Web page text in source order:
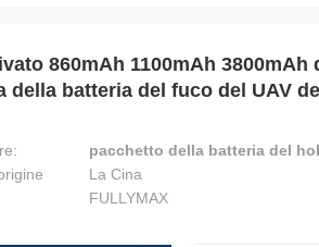
860mAh 1100mAh
della batteria del fuco del UAV
pacchetto della batteria del
La Cina
FULLYMAX